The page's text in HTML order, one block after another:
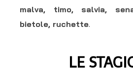
malva, timo, salvia,
bietole, ruchette.
LE